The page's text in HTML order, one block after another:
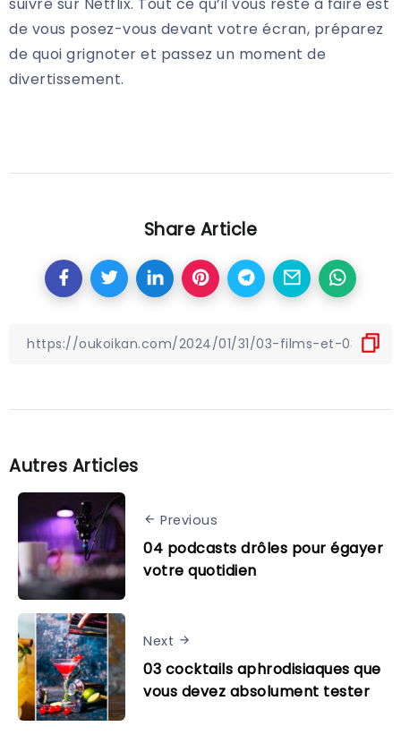
de vous posez-vous devant votre écran, préparez
de quoi grignoter et passez un moment de
divertissement.
Share Article
Autres Articles
Previous
04 podcasts drôles pour égayer
votre quotidien
Next
03 cocktails aphrodisiaques que
vous devez absolument tester